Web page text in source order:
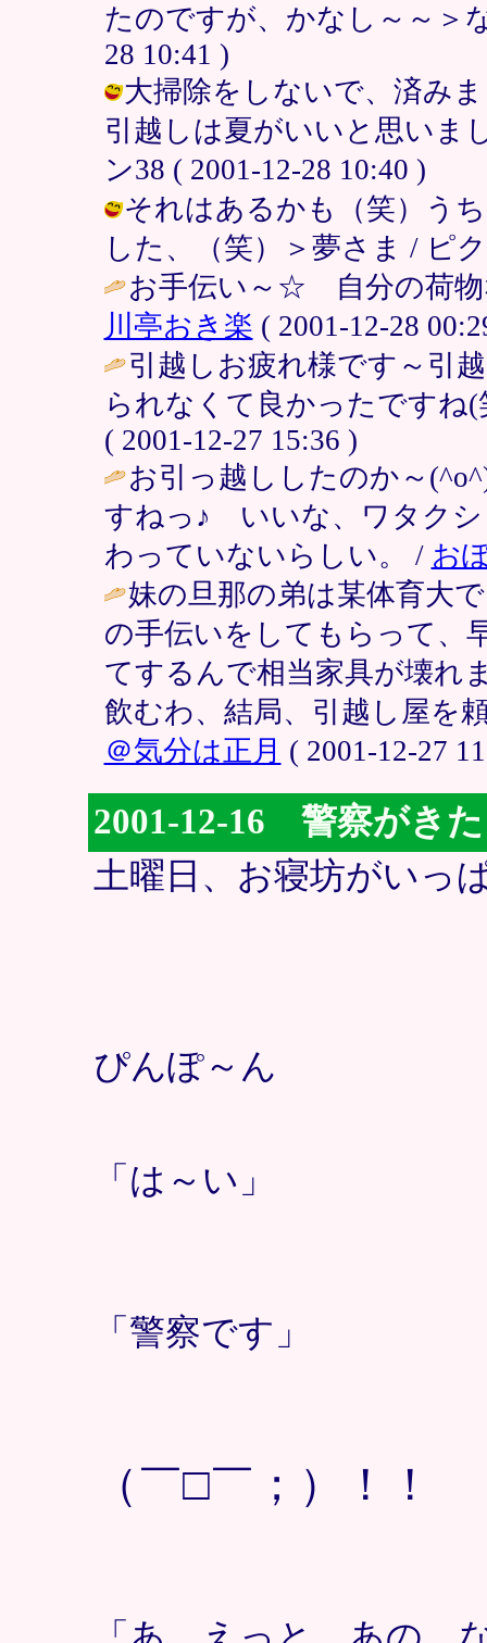
たのですが、かなし～～＞
28 10:41 )
大掃除をしないで、済み
引越しは夏がいいと思いま
ン38 ( 2001-12-28 10:40 )
それはあるかも（笑）う
した、（笑）＞夢さま / ピ
お手伝い～☆ 自分の荷
川亭おき楽 ( 2001-12-28
引越しお疲れ様です～引
られなくて良かったですね
( 2001-12-27 15:36 )
お引っ越ししたのか～
すねっ♪ いいな、ワタク
わっていないらしい。 / お
妹の旦那の弟は某体育大
の手伝いをしてもらって、
てするんで相当家具が壊れ
飲むわ、結局、引越し屋を
＠気分は正月 ( 2001-12-27
2001-12-16 警察がきた
土曜日、お寝坊がいっ
ぴんぽ～ん
「は～い」
「警察です」
（￣□￣；）！！